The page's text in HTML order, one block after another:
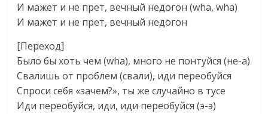
И мажет и не прет, вечный недогон (wha, wha)
И мажет и не прет, вечный недогон
[Переход]
Было бы хоть чем (wha), много не понтуйся (не-а)
Свалишь от проблем (свали), иди переобуйся
Спроси себя «зачем?», ты же случайно в тусе
Иди переобуйся, иди, иди переобуйся (э-э)